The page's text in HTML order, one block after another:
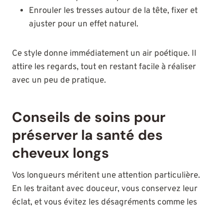
Enrouler les tresses autour de la tête, fixer et
ajuster pour un effet naturel.
Ce style donne immédiatement un air poétique. Il
attire les regards, tout en restant facile à réaliser
avec un peu de pratique.
Conseils de soins pour
préserver la santé des
cheveux longs
Vos longueurs méritent une attention particulière.
En les traitant avec douceur, vous conservez leur
éclat, et vous évitez les désagréments comme les